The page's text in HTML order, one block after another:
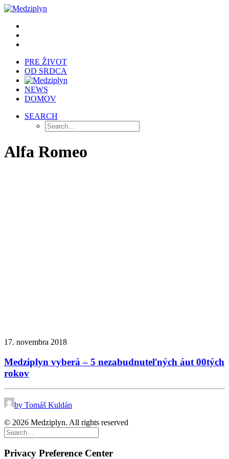
PRE ŽIVOT
OD SRDCA
NEWS
DOMOV
SEARCH
Alfa Romeo
17. novembra 2018
Medziplyn vyberá – 5 nezabudnuteľných áut 00tých
rokov
by Tomáš Kuldán
© 2026 Medziplyn. All rights reserved
Privacy Preference Center